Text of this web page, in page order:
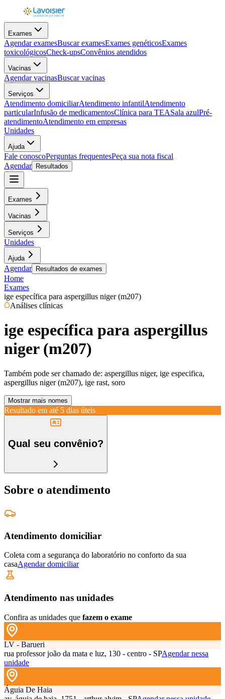
Exames
Agendar examesBuscar examesExames genéticosExames
toxicológicosCheck-upsConvênios atendidos
Vacinas
Agendar vacinasBuscar vacinas
Serviços
Atendimento domiciliarAtendimento infantilAtendimento
particularInfusão de medicamentosClínica para TEASala azulPré-
atendimentoAtendimento em empresas
Unidades
Ajuda
Fale conoscoPerguntas frequentesPeça sua nota fiscal
Agendar
Resultados
Exames
Vacinas
Serviços
Unidades
Ajuda
Agendar Resultados de exames
Home
Exames
ige específica para aspergillus niger (m207)
Análises clínicas
ige específica para aspergillus
niger (m207)
Também pode ser chamado de: aspergillus niger, ige especifica,
aspergillus niger (m207), ige rast, soro
Mostrar mais nomes
Resultado em até 5 dias úteis
Qual seu convênio?
Sobre o atendimento
Atendimento domiciliar
Coleta com a segurança do laboratório no conforto da sua
casaAgendar domiciliar
Atendimento nas unidades
Confira as unidades que fazem o exame
LV - Barueri
rua professor joão da mata e luz, 130 - centro - SPAgendar nessa
unidade
Águia De Haia